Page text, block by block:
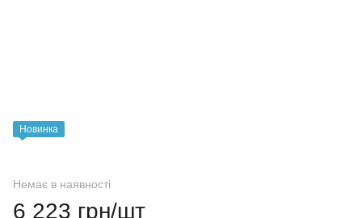
Новинка
Немає в наявності
6 223 грн/шт